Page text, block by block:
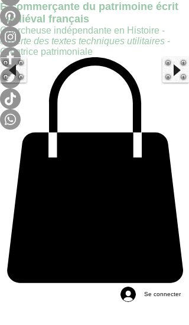
E-commerçante du patrimoine écrit
médiéval français
Chercheuse indépendante en Histoire -
experte des textes techniques utilitaires -
Créatrice patrimoniale
Se connecter